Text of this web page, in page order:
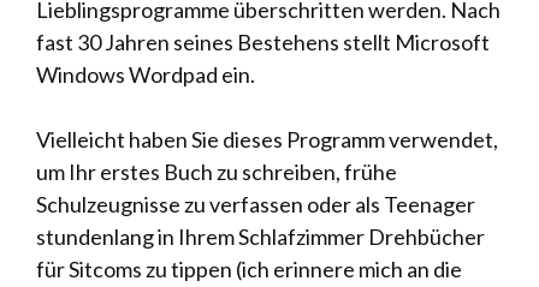
Lieblingsprogramme überschritten werden. Nach
fast 30 Jahren seines Bestehens stellt Microsoft
Windows Wordpad ein.
Vielleicht haben Sie dieses Programm verwendet,
um Ihr erstes Buch zu schreiben, frühe
Schulzeugnisse zu verfassen oder als Teenager
stundenlang in Ihrem Schlafzimmer Drehbücher
für Sitcoms zu tippen (ich erinnere mich an die